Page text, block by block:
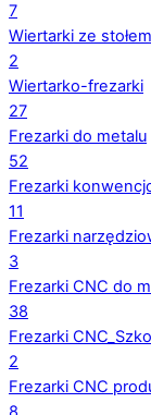
7
Wiertarki ze
2
Wiertarko-frezarki
27
Frezarki do metalu
52
Frezarki
11
Frezarki
3
Frezarki CNC do
38
Frezarki
2
Frezarki CNC